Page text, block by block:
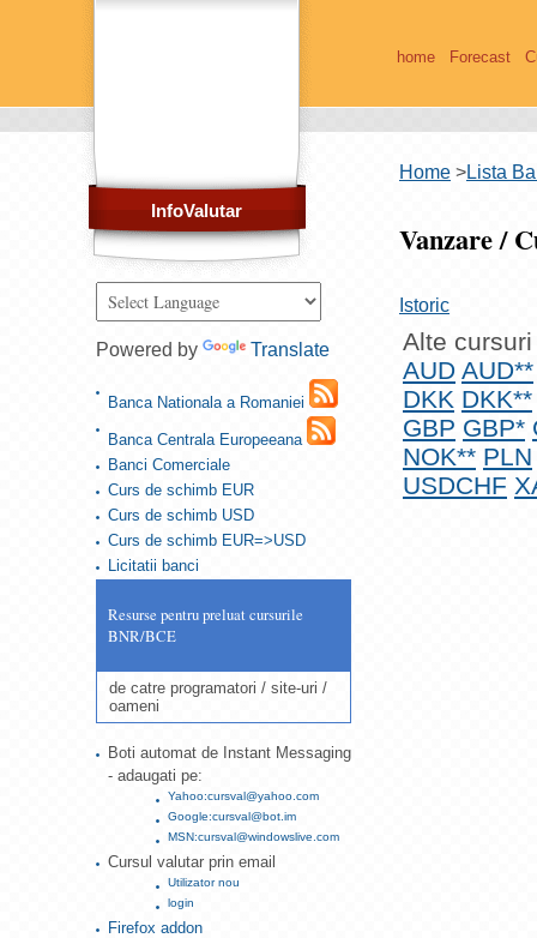
InfoValutar
home Forecast
Home >Lista
Vanzare /
Istoric
Alte
AUD AUD**
DKK DKK**
GBP GBP*
NOK** PLN
USDCHF
Powered by Translate
Banca Nationala a Romaniei
Banca Centrala Europeeana
Banci Comerciale
Curs de schimb EUR
Curs de schimb USD
Curs de schimb EUR=>USD
Licitatii banci
Resurse pentru preluat cursurile
BNR/BCE
de catre programatori / site-uri /
oameni
Boti automat de Instant Messaging
- adaugati pe:
Yahoo:cursval@yahoo.com
Google:cursval@bot.im
MSN:cursval@windowslive.com
Cursul valutar prin email
Utilizator nou
login
Firefox addon